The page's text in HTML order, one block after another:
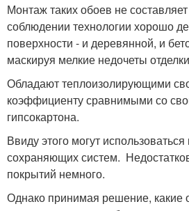
Монтаж таких обоев не
соблюдении технологии хорошо
поверхности - и деревянной, и
маскируя мелкие недочеты
Обладают теплоизолирующими
коэффициенту сравнимыми со
гипсокартона.
Ввиду этого могут
сохраняющих систем.
покрытий немного.
Однако принимая решение, какие